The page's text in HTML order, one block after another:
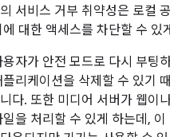
서비스 거부 취약성은 로컬
대한 액세스를 차단할 수 있
자가 안전 모드로 다시 부팅
리케이션을 삭제할 수 있기
다. 또한 미디어 서버가 웹이
을 처리할 수 있게 하는데, 이